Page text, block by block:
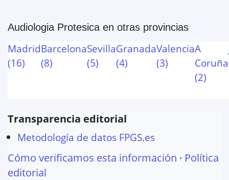
Audiologia Protesica en otras provincias
Madrid
(16)
Barcelona
(8)
Sevilla
(5)
Granada
(4)
Valencia
(3)
A
Coruña
(2)
Transparencia editorial
Metodología de datos FPGS.es
Cómo verificamos esta información · Política
editorial